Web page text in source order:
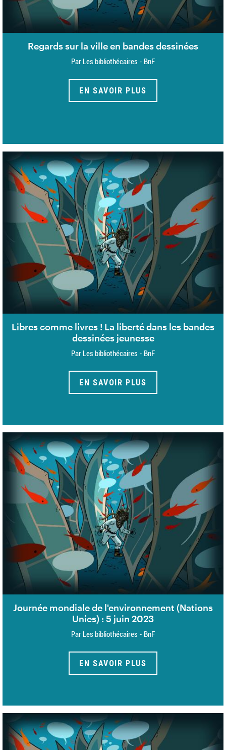
Regards sur la ville en bandes dessinées
Par Les bibliothécaires - BnF
EN SAVOIR PLUS
Libres comme livres ! La liberté dans les bandes
dessinées jeunesse
Par Les bibliothécaires - BnF
EN SAVOIR PLUS
Journée mondiale de l'environnement (Nations
Unies) : 5 juin 2023
Par Les bibliothécaires - BnF
EN SAVOIR PLUS